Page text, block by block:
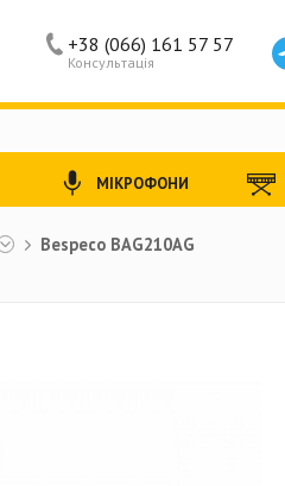
Bespeco BAG210AG
Консультація
+38 (066) 161 57 57
МІКРОФОНИ